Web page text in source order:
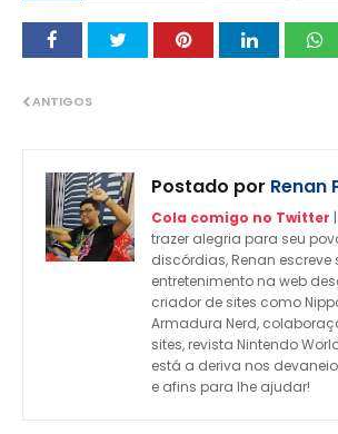
ANTIGOS
Postado por Renan
Cola comigo no Twitter
trazer alegria para seu
discórdias, Renan escreve
entretenimento na web
criador de sites como
Armadura Nerd,
sites, revista Nintendo
está a deriva nos
e afins para lhe ajudar!